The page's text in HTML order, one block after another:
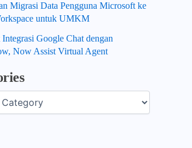
Migrasi Data Pengguna Microsoft ke
untuk UMKM
Google Chat dengan
Now Assist Virtual Agent